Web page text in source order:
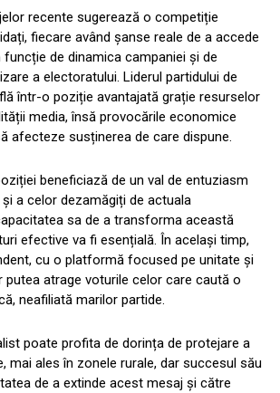
recente sugerează o competiție
fiecare având șanse reale de a accede
funcție de dinamica campaniei și de
a electoratului. Liderul partidului de
într-o poziție avantajată grație resurselor
media, însă provocările economice
afecteze susținerea de care dispune.
beneficiază de un val de entuziasm
a celor dezamăgiți de actuala
sa de a transforma această
efective va fi esențială. În același timp,
cu o platformă focused pe unitate și
putea atrage voturile celor care caută o
neafiliată marilor partide.
poate profita de dorința de protejare a
mai ales în zonele rurale, dar succesul său
de a extinde acest mesaj și către